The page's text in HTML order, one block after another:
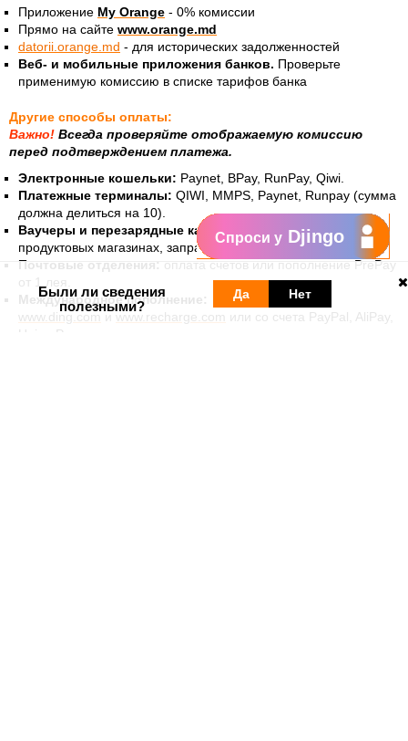
Приложение My Orange - 0% комиссии
Прямо на сайте www.orange.md
datorii.orange.md - для исторических задолженностей
Веб- и мобильные приложения банков. Проверьте
применимую комиссию в списке тарифов банка
Другие способы оплаты:
Важно! Всегда проверяйте отображаемую комиссию
перед подтверждением платежа.
Электронные кошельки: Paynet, BPay, RunPay, Qiwi.
Платежные терминалы: QIWI, MMPS, Paynet, Runpay (сумма
должна делиться на 10).
Ваучеры и перезарядные карточки:
в магазинах Orange,
продуктовых магазинах, заправках или в газетных киосках.
Почтовые отделения: оплата счетов или пополнение PrePay
от 1 лея.
Международное пополнение:
www.ding.com и www.recharge.com или со счета PayPal, AliPay,
Union Pay или другого электронного кошелка.
Были ли сведения
полезными?
Да Нет
Спроси у Djingo